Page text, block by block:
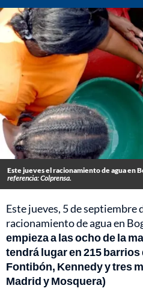
Este jueves el racionamiento de agua en
referencia: Colprensa.
Este jueves, 5 de septiembre
racionamiento de agua en
empieza a las ocho de la
tendrá lugar en 215
Fontibón, Kennedy y tres
Madrid y Mosquera)